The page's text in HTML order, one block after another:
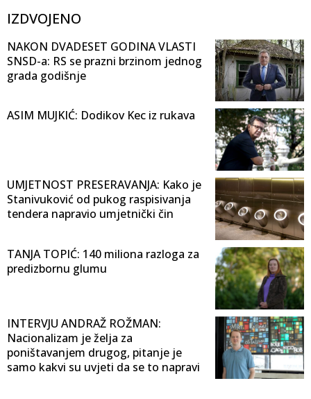
IZDVOJENO
NAKON DVADESET GODINA VLASTI
SNSD-a: RS se prazni brzinom jednog
grada godišnje
ASIM MUJKIĆ: Dodikov Kec iz rukava
UMJETNOST PRESERAVANJA: Kako je
Stanivuković od pukog raspisivanja
tendera napravio umjetnički čin
TANJA TOPIĆ: 140 miliona razloga za
predizbornu glumu
INTERVJU ANDRAŽ ROŽMAN:
Nacionalizam je želja za
poništavanjem drugog, pitanje je
samo kakvi su uvjeti da se to napravi